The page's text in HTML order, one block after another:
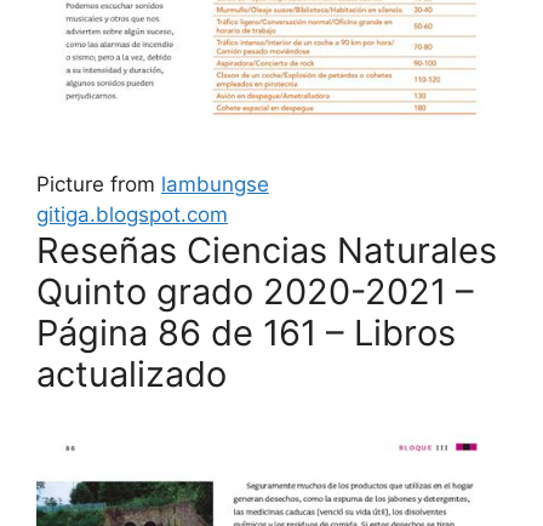
Picture from lambungse
gitiga.blogspot.com
Reseñas Ciencias Naturales
Quinto grado 2020-2021 –
Página 86 de 161 – Libros
actualizado